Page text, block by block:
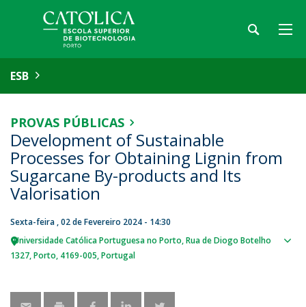
ESB
PROVAS PÚBLICAS
Development of Sustainable
Processes for Obtaining Lignin from
Sugarcane By-products and Its
Valorisation
Sexta-feira , 02 de Fevereiro 2024 - 14:30
Universidade Católica Portuguesa no Porto Rua de Diogo Botelho
1327 Porto 4169-005 Portugal